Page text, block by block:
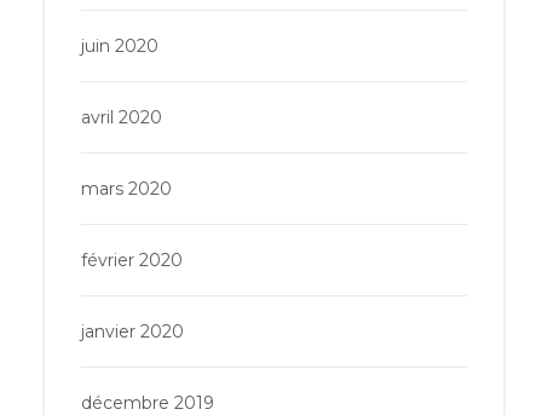
juin 2020
avril 2020
mars 2020
février 2020
janvier 2020
décembre 2019